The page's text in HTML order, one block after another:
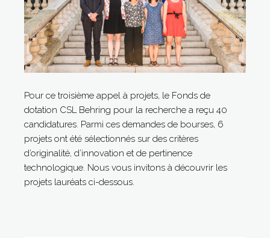
Pour ce troisième appel à projets, le Fonds de
dotation CSL Behring pour la recherche a reçu 40
candidatures. Parmi ces demandes de bourses, 6
projets ont été sélectionnés sur des critères
d’originalité, d’innovation et de pertinence
technologique. Nous vous invitons à découvrir les
projets lauréats ci-dessous.